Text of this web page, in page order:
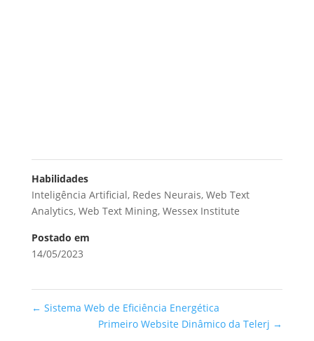
Habilidades
Inteligência Artificial, Redes Neurais, Web Text
Analytics, Web Text Mining, Wessex Institute
Postado em
14/05/2023
← Sistema Web de Eficiência Energética
Primeiro Website Dinâmico da Telerj →